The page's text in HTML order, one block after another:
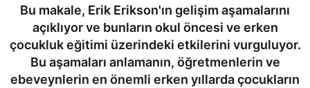
Bu makale, Erik Erikson'ın gelişim aşamalarını
açıklıyor ve bunların okul öncesi ve erken
çocukluk eğitimi üzerindeki etkilerini vurguluyor.
Bu aşamaları anlamanın, öğretmenlerin ve
ebeveynlerin en önemli erken yıllarda çocukların